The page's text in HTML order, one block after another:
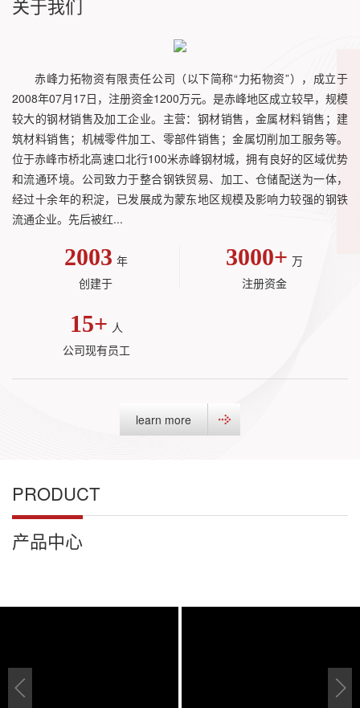
关于我们
赤峰力拓物资有限责任公司（以下简称“力拓物资”），成立于
2008年07月17日，注册资金1200万元。是赤峰地区成立较早，规模
较大的钢材销售及加工企业。主营：钢材销售，金属材料销售；建
筑材料销售；机械零件加工、零部件销售；金属切削加工服务等。
位于赤峰市桥北高速口北行100米赤峰钢材城，拥有良好的区域优势
和流通环境。公司致力于整合钢铁贸易、加工、仓储配送为一体，
经过十余年的积淀，已发展成为蒙东地区规模及影响力较强的钢铁
流通企业。先后被红...
2003 年
创建于
3000+ 万
注册资金
15+ 人
公司现有员工
learn more
PRODUCT
产品中心